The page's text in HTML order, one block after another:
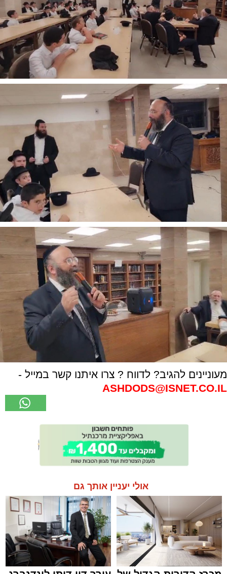
מעוניינים להגיב? לדווח ? צרו איתנו קשר במייל -
ASHDODS@ISNET.CO.IL
אולי יעניין אותך גם